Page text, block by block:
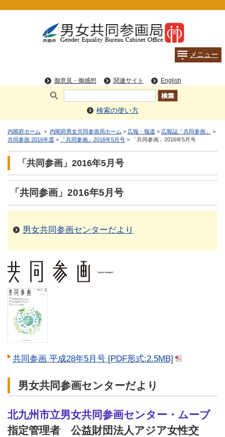
検索の使い方
内閣府ホーム > 内閣府男女共同参画局ホーム > 広報・報道 > 広報誌「共同参画」
>
共同参画 2016年度 > 「共同参画」2016年5月号 > 「共同参画」2016年5月号
「共同参画」2016年5月号
「共同参画」2016年5月号
男女共同参画センターだより
共同参画 平成28年5月号 [PDF形式:2.5MB]
男女共同参画センターだより
北九州市立男女共同参画センター・ムーブ
指定管理者 公益財団法人アジア女性交